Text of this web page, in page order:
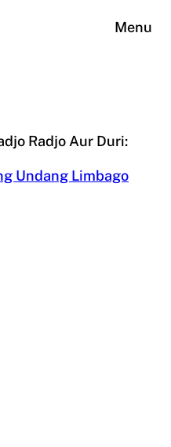
Menu
Radjo Aur Duri:
Undang Limbago